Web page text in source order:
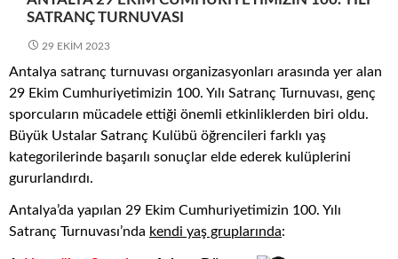
SATRANÇ TURNUVASI
29 EKIM 2023
Antalya satranç turnuvası organizasyonları arasında yer alan
29 Ekim Cumhuriyetimizin 100. Yılı Satranç Turnuvası, genç
sporcuların mücadele ettiği önemli etkinliklerden biri oldu.
Büyük Ustalar Satranç Kulübü öğrencileri farklı yaş
kategorilerinde başarılı sonuçlar elde ederek kulüplerini
gururlandırdı.
Antalya’da yapılan 29 Ekim Cumhuriyetimizin 100. Yılı
Satranç Turnuvası’nda kendi yaş gruplarında: